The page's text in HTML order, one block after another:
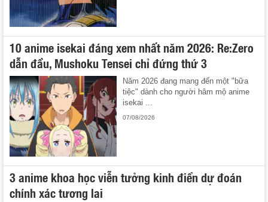
10 anime isekai đáng xem nhất năm 2026: Re:Zero
dẫn đầu, Mushoku Tensei chỉ đứng thứ 3
Năm 2026 đang mang đến một "bữa
tiệc" dành cho người hâm mộ anime
isekai ...
07/08/2026
3 anime khoa học viễn tưởng kinh điển dự đoán
chính xác tương lai